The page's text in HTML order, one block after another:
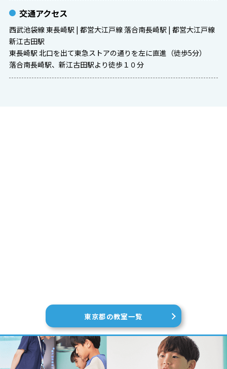
交通アクセス
西武池袋線 東長崎駅 | 都営大江戸線 落合南長崎駅 | 都営大江戸線
新江古田駅
東長崎駅 北口を出て東急ストアの通りを左に直進（徒歩5分）
落合南長崎駅、新江古田駅より徒歩１０分
東京都の教室一覧